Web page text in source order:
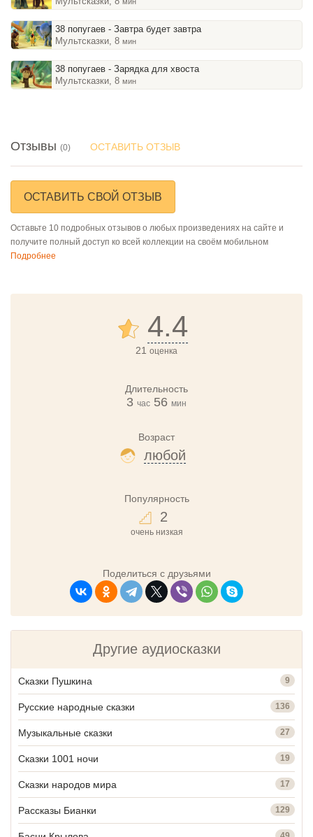
38 попугаев - Завтра будет завтра
Мультсказки, 8 мин
38 попугаев - Зарядка для хвоста
Мультсказки, 8 мин
Отзывы (0) ОСТАВИТЬ ОТЗЫВ
ОСТАВИТЬ СВОЙ ОТЗЫВ
Оставьте 10 подробных отзывов о любых произведениях на сайте и
получите полный доступ ко всей коллекции на своём мобильном
Подробнее
4.4
21 оценка
Длительность
3 час 56 мин
Возраст
любой
Популярность
2
очень низкая
Поделиться с друзьями
Другие аудиосказки
Сказки Пушкина 9
Русские народные сказки 136
Музыкальные сказки 27
Сказки 1001 ночи 19
Сказки народов мира 17
Рассказы Бианки 129